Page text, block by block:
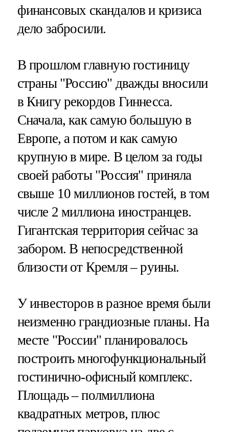
финансовых скандалов и кризиса
дело забросили.
В прошлом главную гостиницу
страны "Россию" дважды вносили
в Книгу рекордов Гиннесса.
Сначала, как самую большую в
Европе, а потом и как самую
крупную в мире. В целом за годы
своей работы "Россия" приняла
свыше 10 миллионов гостей, в том
числе 2 миллиона иностранцев.
Гигантская территория сейчас за
забором. В непосредственной
близости от Кремля – руины.
У инвесторов в разное время были
неизменно грандиозные планы. На
месте "России" планировалось
построить многофункциональный
гостинично-офисный комплекс.
Площадь – полмиллиона
квадратных метров, плюс